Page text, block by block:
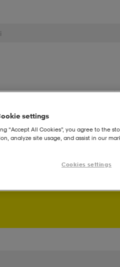
Saat Stadium Memberinä
settings
“Accept All Cookies”, you agree to the
analyze site usage, and assist in our
Cookies settings